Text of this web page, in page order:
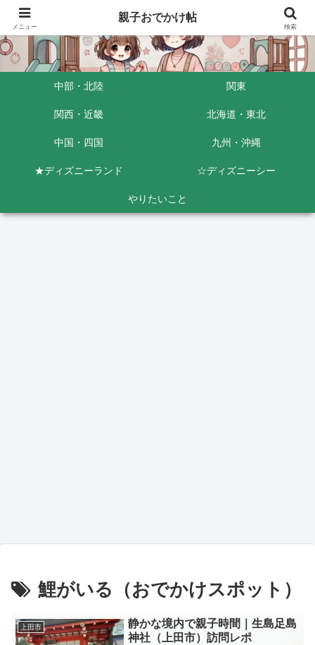
中部・北陸 関東
関西・近畿 北海道・東北
中国・四国 九州・沖縄
★ディズニーランド ☆ディズニーシー
やりたいこと
鯉がいる（おでかけスポット）
上田市
静かな境内で親子時間｜生島足島
神社（上田市）訪問レポ
メニュー
親子おでかけ帖
検索